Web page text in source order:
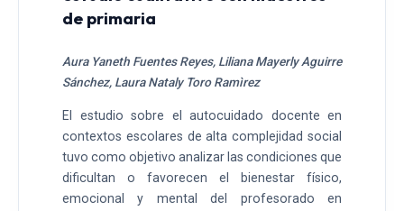
de primaria
Aura Yaneth Fuentes Reyes, Liliana Mayerly Aguirre
Sánchez, Laura Nataly Toro Ramìrez
El estudio sobre el autocuidado docente en
contextos escolares de alta complejidad social
tuvo como objetivo analizar las condiciones que
dificultan o favorecen el bienestar físico,
emocional y mental del profesorado en